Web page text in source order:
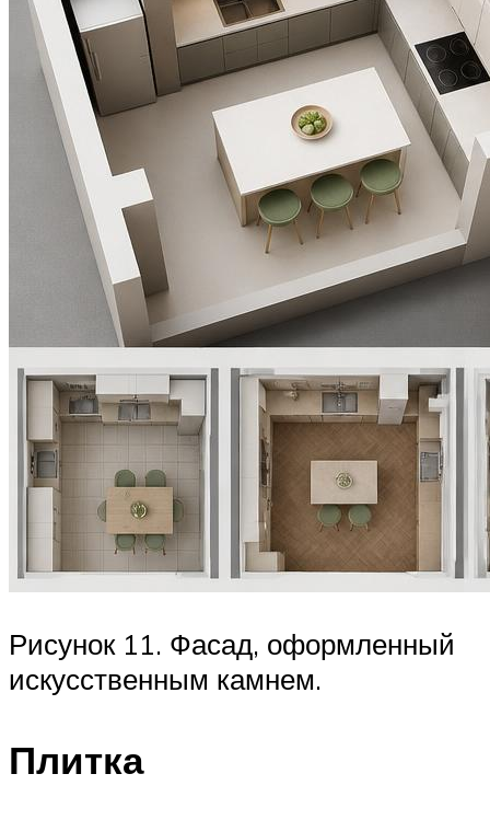
Рисунок 11. Фасад, оформленный
искусственным камнем.
Плитка